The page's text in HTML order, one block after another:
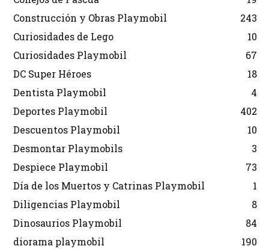
Construcción y Obras Playmobil
243
Curiosidades de Lego
10
Curiosidades Playmobil
67
DC Super Héroes
18
Dentista Playmobil
4
Deportes Playmobil
402
Descuentos Playmobil
10
Desmontar Playmobils
3
Despiece Playmobil
73
Día de los Muertos y Catrinas Playmobil
1
Diligencias Playmobil
8
Dinosaurios Playmobil
84
diorama playmobil
190